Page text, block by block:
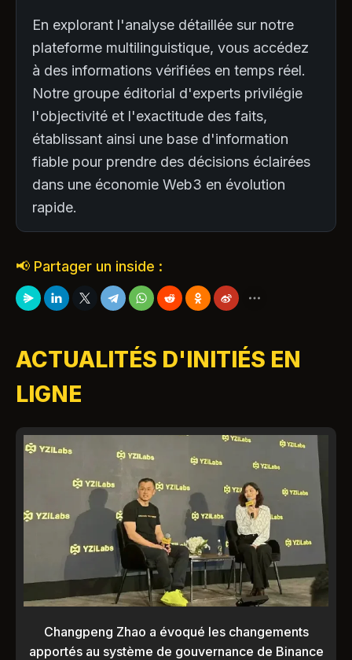
En explorant l'analyse détaillée sur notre
plateforme multilinguistique, vous accédez
à des informations vérifiées en temps réel.
Notre groupe éditorial d'experts privilégie
l'objectivité et l'exactitude des faits,
établissant ainsi une base d'information
fiable pour prendre des décisions éclairées
dans une économie Web3 en évolution
rapide.
📢 Partager un inside :
ACTUALITÉS D'INITIÉS EN
LIGNE
Changpeng Zhao a évoqué les changements
apportés au système de gouvernance de Binance